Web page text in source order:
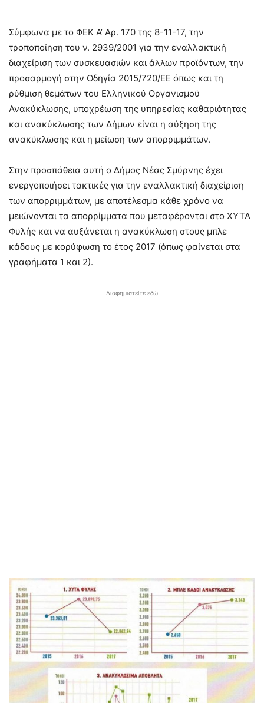
Σύμφωνα με το ΦΕΚ Α’ Αρ. 170 της 8-11-17, την
τροποποίηση του ν. 2939/2001 για την εναλλακτική
διαχείριση των συσκευασιών και άλλων προϊόντων, την
προσαρμογή στην Οδηγία 2015/720/ΕΕ όπως και τη
ρύθμιση θεμάτων του Ελληνικού Οργανισμού
Ανακύκλωσης, υποχρέωση της υπηρεσίας καθαριότητας
και ανακύκλωσης των Δήμων είναι η αύξηση της
ανακύκλωσης και η μείωση των απορριμμάτων.
Στην προσπάθεια αυτή ο Δήμος Νέας Σμύρνης έχει
ενεργοποιήσει τακτικές για την εναλλακτική διαχείριση
των απορριμμάτων, με αποτέλεσμα κάθε χρόνο να
μειώνονται τα απορρίμματα που μεταφέρονται στο ΧΥΤΑ
Φυλής και να αυξάνεται η ανακύκλωση στους μπλε
κάδους με κορύφωση το έτος 2017 (όπως φαίνεται στα
γραφήματα 1 και 2).
Διαφημιστείτε εδώ